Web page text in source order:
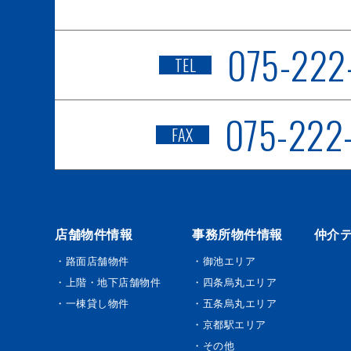
TEL 075-
FAX 075-
店舗物件情報
・路面店舗物件
・上階・地下店舗物件
・一棟貸し物件
事務所物件情報
・御池エリア
・四条烏丸エリア
・五条烏丸エリア
・京都駅エリア
・その他
仲介